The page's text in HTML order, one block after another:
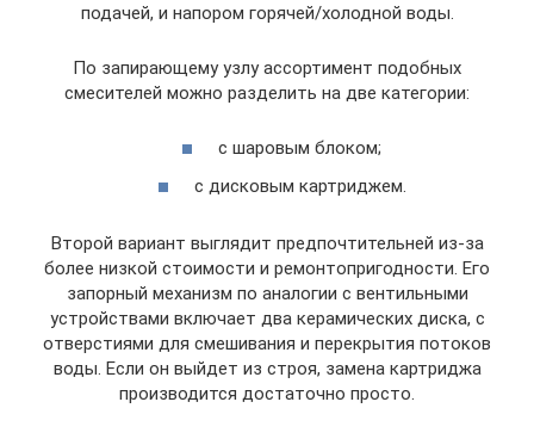
подачей, и напором горячей/холодной воды.
По запирающему узлу ассортимент подобных
смесителей можно разделить на две категории:
с шаровым блоком;
с дисковым картриджем.
Второй вариант выглядит предпочтительней из-за
более низкой стоимости и ремонтопригодности. Его
запорный механизм по аналогии с вентильными
устройствами включает два керамических диска, с
отверстиями для смешивания и перекрытия потоков
воды. Если он выйдет из строя, замена картриджа
производится достаточно просто.